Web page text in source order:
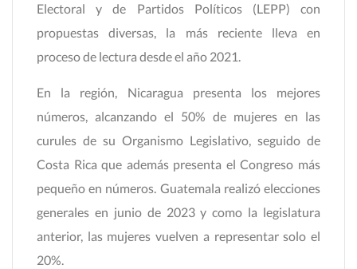
Electoral y de Partidos Políticos (LEPP) con
propuestas diversas, la más reciente lleva en
proceso de lectura desde el año 2021.
En la región, Nicaragua presenta los mejores
números, alcanzando el 50% de mujeres en las
curules de su Organismo Legislativo, seguido de
Costa Rica que además presenta el Congreso más
pequeño en números. Guatemala realizó elecciones
generales en junio de 2023 y como la legislatura
anterior, las mujeres vuelven a representar solo el
20%.